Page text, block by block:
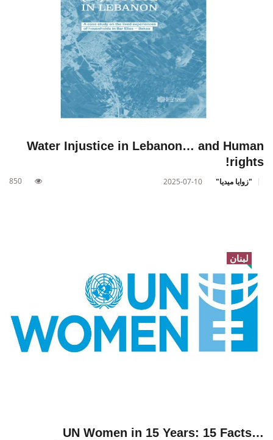
Water Injustice in Lebanon… and Human
rights!
"زوايا ميديا" 2025-07-10
850
لبنان
UN Women in 15 Years: 15 Facts…